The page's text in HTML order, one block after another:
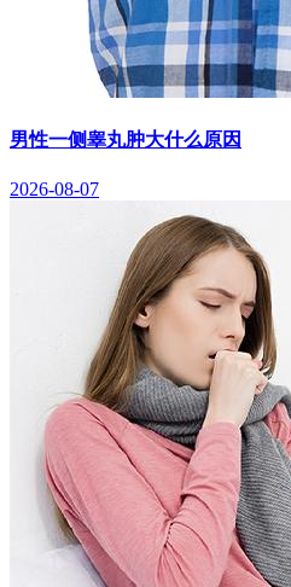
男性一侧睾丸肿大什么原因
2026-08-07